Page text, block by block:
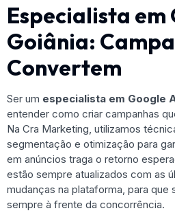
Especialista em
Goiânia:
Convertem
Ser um especialista em Google
entender como criar campanhas
Na Cra Marketing, utilizamos
segmentação e otimização para
em anúncios traga o retorno
estão sempre atualizados com as
mudanças na plataforma, para que
sempre à frente da concorrência.